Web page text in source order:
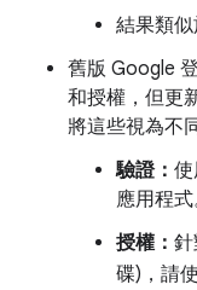
結果類
舊版 Google
和授權，但更
將這些視為不
驗證：
應用程式
授權：
碟)，請